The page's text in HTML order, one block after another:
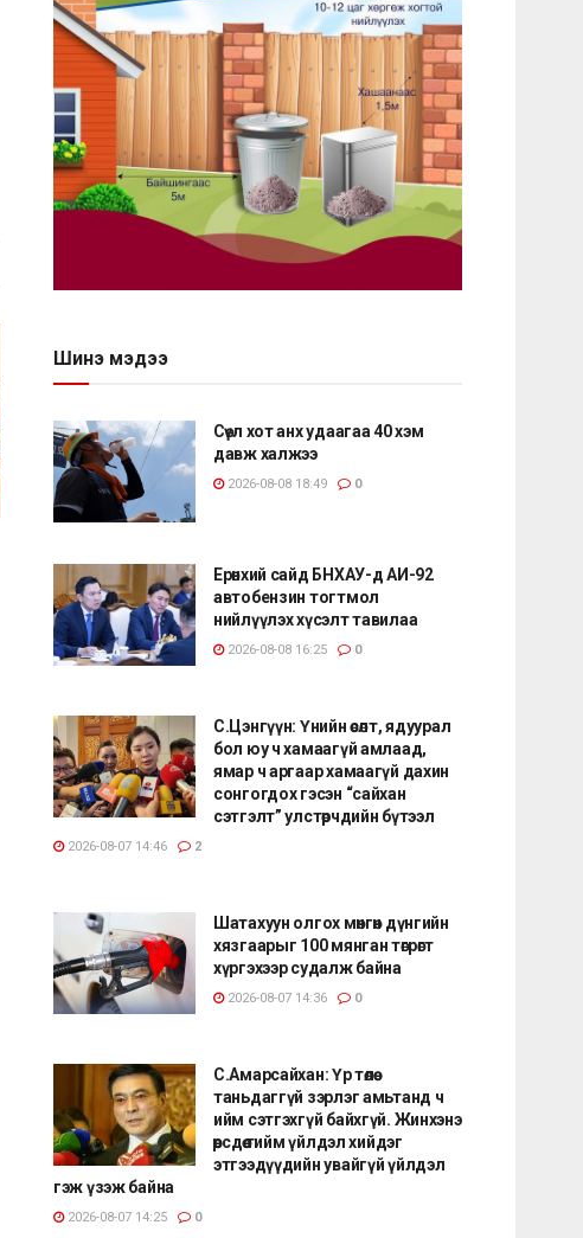
Шинэ мэдээ
Сөүл хот анх удаагаа 40 хэм
давж халжээ
2026-08-08 18:49 0
Ерөнхий сайд БНХАУ-д АИ-92
автобензин тогтмол
нийлүүлэх хүсэлт тавилаа
2026-08-08 16:25 0
С.Цэнгүүн: Үнийн өсөлт, ядуурал
бол юу ч хамаагүй амлаад,
ямар ч аргаар хамаагүй дахин
сонгогдох гэсэн “сайхан
сэтгэлт” улстөрчдийн бүтээл
2026-08-07 14:46 2
Шатахуун олгох мөнгөн дүнгийн
хязгаарыг 100 мянган төгрөгт
хүргэхээр судалж байна
2026-08-07 14:36 0
С.Амарсайхан: Үр төлөө
таньдаггүй зэрлэг амьтанд ч
ийм сэтгэхгүй байхгүй. Жинхэнэ
өөрсдөө тийм үйлдэл хийдэг
этгээдүүдийн увайгүй үйлдэл
гэж үзэж байна
2026-08-07 14:25 0